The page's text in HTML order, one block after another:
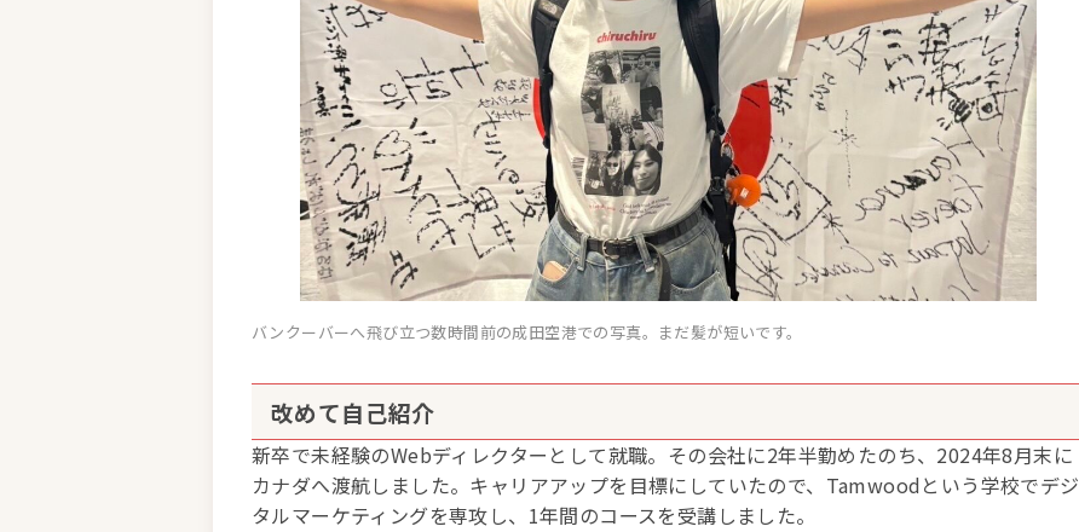
バンクーバーへ飛び立つ数時間前の成田空港での写真。まだ髪が短いです。
改めて自己紹介
新卒で未経験のWebディレクターとして就職。その会社に2年半勤めたのち、2024年8月末に
カナダへ渡航しました。キャリアアップを目標にしていたので、Tamwoodという学校でデジ
タルマーケティングを専攻し、1年間のコースを受講しました。